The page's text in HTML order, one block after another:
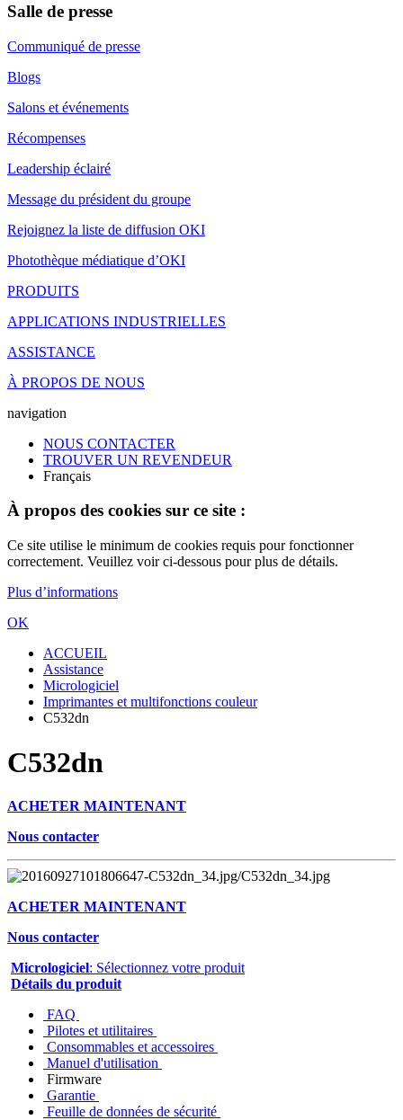
Salle de presse
Communiqué de presse
Blogs
Salons et événements
Récompenses
Leadership éclairé
Message du président du groupe
Rejoignez la liste de diffusion OKI
Photothèque médiatique d’OKI
PRODUITS
APPLICATIONS INDUSTRIELLES
ASSISTANCE
À PROPOS DE NOUS
navigation
NOUS CONTACTER
TROUVER UN REVENDEUR
Français
À propos des cookies sur ce site :
Ce site utilise le minimum de cookies requis pour fonctionner
correctement. Veuillez voir ci-dessous pour plus de détails.
Plus d’informations
OK
ACCUEIL
Assistance
Micrologiciel
Imprimantes et multifonctions couleur
C532dn
C532dn
ACHETER MAINTENANT
Nous contacter
ACHETER MAINTENANT
Nous contacter
Micrologiciel: Sélectionnez votre produit
Détails du produit
FAQ
Pilotes et utilitaires
Consommables et accessoires
Manuel d'utilisation
Firmware
Garantie
Feuille de données de sécurité